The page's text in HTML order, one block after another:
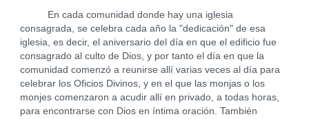
En cada comunidad donde hay una iglesia
consagrada, se celebra cada año la "dedicación" de esa
iglesia, es decir, el aniversario del día en que el edificio fue
consagrado al culto de Dios, y por tanto el día en que la
comunidad comenzó a reunirse allí varias veces al día para
celebrar los Oficios Divinos, y en el que las monjas o los
monjes comenzaron a acudir allí en privado, a todas horas,
para encontrarse con Dios en íntima oración. También